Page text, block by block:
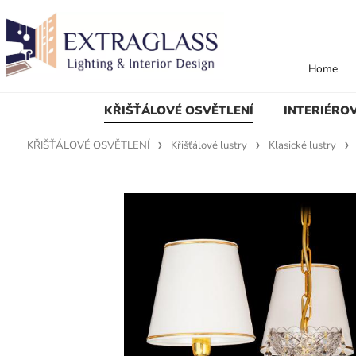
KŘIŠŤÁLOVÉ OSVĚTLENÍ
Home
KŘIŠŤÁLOVÉ OSVĚTLENÍ Křišťálové lustry Klasické lustry